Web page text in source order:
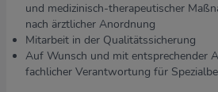
und medizinisch-therapeutischer
nach ärztlicher Anordnung
Mitarbeit in der Qualitätssicherung
Auf Wunsch und mit entsprechender
fachlicher Verantwortung für